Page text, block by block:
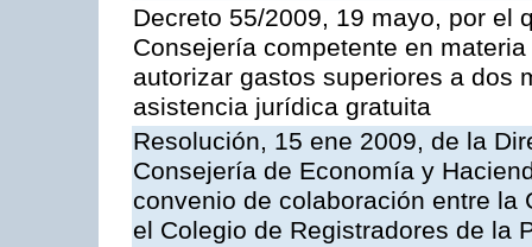
Decreto 55/2009, 19 mayo, por el
Consejería competente en
autorizar gastos superiores a dos
asistencia jurídica gratuita
Resolución, 15 ene 2009, de la
Consejería de Economía y
convenio de colaboración entre
el Colegio de Registradores de la